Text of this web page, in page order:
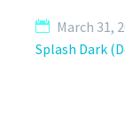
March 31,
Splash Dark